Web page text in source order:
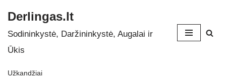
Skip
to
Derlingas.lt
Sodininkystė, Daržininkystė, Augalai ir
Ūkis
Užkandžiai